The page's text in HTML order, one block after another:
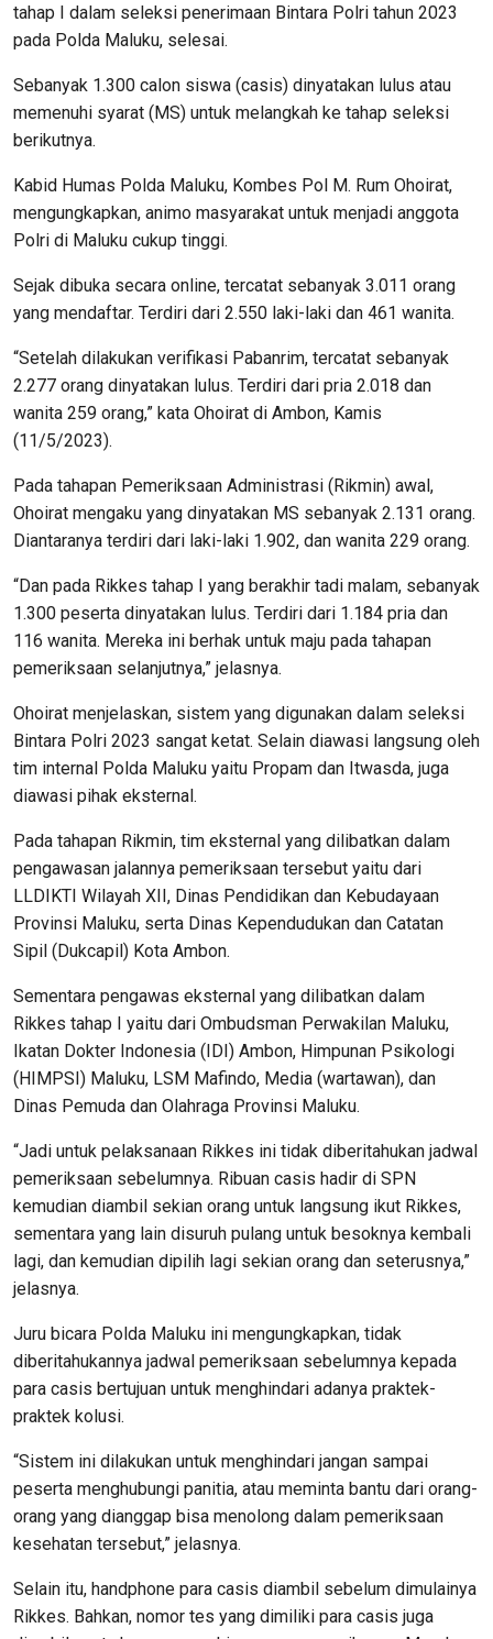
tahap I dalam seleksi penerimaan Bintara Polri tahun 2023
pada Polda Maluku, selesai.
Sebanyak 1.300 calon siswa (casis) dinyatakan lulus atau
memenuhi syarat (MS) untuk melangkah ke tahap seleksi
berikutnya.
Kabid Humas Polda Maluku, Kombes Pol M. Rum Ohoirat,
mengungkapkan, animo masyarakat untuk menjadi anggota
Polri di Maluku cukup tinggi.
Sejak dibuka secara online, tercatat sebanyak 3.011 orang
yang mendaftar. Terdiri dari 2.550 laki-laki dan 461 wanita.
“Setelah dilakukan verifikasi Pabanrim, tercatat sebanyak
2.277 orang dinyatakan lulus. Terdiri dari pria 2.018 dan
wanita 259 orang,” kata Ohoirat di Ambon, Kamis
(11/5/2023).
Pada tahapan Pemeriksaan Administrasi (Rikmin) awal,
Ohoirat mengaku yang dinyatakan MS sebanyak 2.131 orang.
Diantaranya terdiri dari laki-laki 1.902, dan wanita 229 orang.
“Dan pada Rikkes tahap I yang berakhir tadi malam, sebanyak
1.300 peserta dinyatakan lulus. Terdiri dari 1.184 pria dan
116 wanita. Mereka ini berhak untuk maju pada tahapan
pemeriksaan selanjutnya,” jelasnya.
Ohoirat menjelaskan, sistem yang digunakan dalam seleksi
Bintara Polri 2023 sangat ketat. Selain diawasi langsung oleh
tim internal Polda Maluku yaitu Propam dan Itwasda, juga
diawasi pihak eksternal.
Pada tahapan Rikmin, tim eksternal yang dilibatkan dalam
pengawasan jalannya pemeriksaan tersebut yaitu dari
LLDIKTI Wilayah XII, Dinas Pendidikan dan Kebudayaan
Provinsi Maluku, serta Dinas Kependudukan dan Catatan
Sipil (Dukcapil) Kota Ambon.
Sementara pengawas eksternal yang dilibatkan dalam
Rikkes tahap I yaitu dari Ombudsman Perwakilan Maluku,
Ikatan Dokter Indonesia (IDI) Ambon, Himpunan Psikologi
(HIMPSI) Maluku, LSM Mafindo, Media (wartawan), dan
Dinas Pemuda dan Olahraga Provinsi Maluku.
“Jadi untuk pelaksanaan Rikkes ini tidak diberitahukan jadwal
pemeriksaan sebelumnya. Ribuan casis hadir di SPN
kemudian diambil sekian orang untuk langsung ikut Rikkes,
sementara yang lain disuruh pulang untuk besoknya kembali
lagi, dan kemudian dipilih lagi sekian orang dan seterusnya,”
jelasnya.
Juru bicara Polda Maluku ini mengungkapkan, tidak
diberitahukannya jadwal pemeriksaan sebelumnya kepada
para casis bertujuan untuk menghindari adanya praktek-
praktek kolusi.
“Sistem ini dilakukan untuk menghindari jangan sampai
peserta menghubungi panitia, atau meminta bantu dari orang-
orang yang dianggap bisa menolong dalam pemeriksaan
kesehatan tersebut,” jelasnya.
Selain itu, handphone para casis diambil sebelum dimulainya
Rikkes. Bahkan, nomor tes yang dimiliki para casis juga